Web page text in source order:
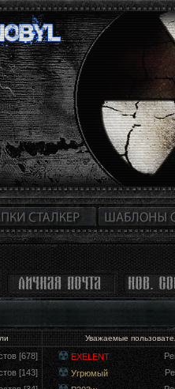
Уважаемые
[678]
[143]
EXELENT
Угрюмый